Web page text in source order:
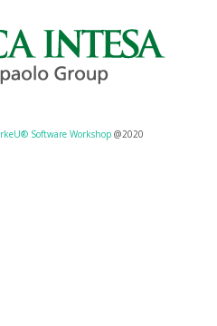
rkeU® Software Workshop @2020